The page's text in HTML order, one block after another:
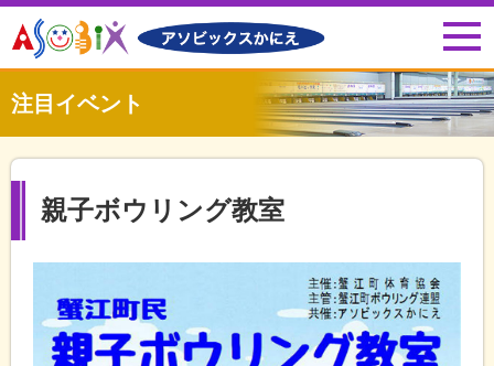
注目イベント
親子ボウリング教室